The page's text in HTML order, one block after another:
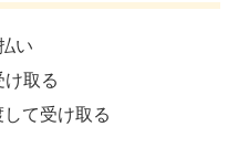
い
け取る
て受け取る